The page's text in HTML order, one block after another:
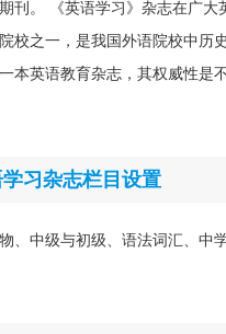
刊。 《英语学习》杂志在广
校之一，是我国外语院校中历
本英语教育杂志，其权威性是
习杂志栏目设置
、中级与初级、语法词汇、中